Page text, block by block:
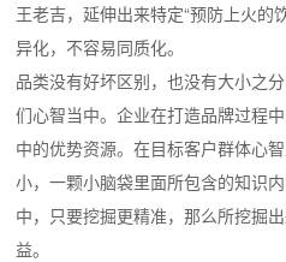
王老吉，延伸出来特定“预防上火的
异化，不容易同质化。
品类没有好坏区别，也没有大小之
们心智当中。企业在打造品牌过程
中的优势资源。在目标客户群体心
小，一颗小脑袋里面所包含的知识
中，只要挖掘更精准，那么所挖掘
益。